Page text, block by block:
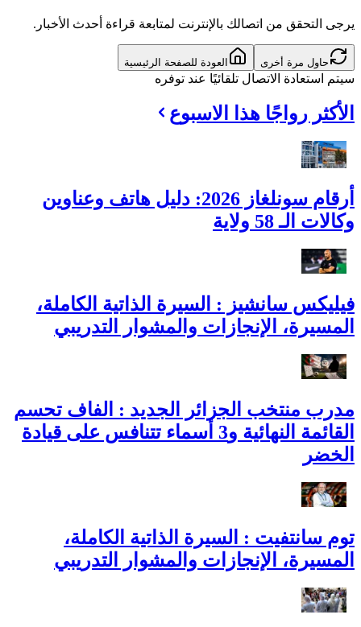
يرجى التحقق من اتصالك بالإنترنت لمتابعة قراءة أحدث الأخبار.
حاول مرة أخرى العودة للصفحة الرئيسية
سيتم استعادة الاتصال تلقائيًا عند توفره
الأكثر رواجًا هذا الاسبوع
أرقام سونلغاز 2026: دليل هاتف وعناوين
وكالات الـ 58 ولاية
فيليكس سانشيز : السيرة الذاتية الكاملة،
المسيرة، الإنجازات والمشوار التدريبي
مدرب منتخب الجزائر الجديد : الفاف تحسم
القائمة النهائية و3 أسماء تتنافس على قيادة
الخضر
توم سانتفيت : السيرة الذاتية الكاملة،
المسيرة، الإنجازات والمشوار التدريبي